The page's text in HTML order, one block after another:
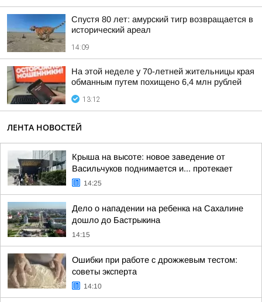
Спустя 80 лет: амурский тигр возвращается в
исторический ареал
14:09
На этой неделе у 70-летней жительницы края
обманным путем похищено 6,4 млн рублей
13:12
ЛЕНТА НОВОСТЕЙ
Крыша на высоте: новое заведение от
Васильчуков поднимается и... протекает
14:25
Дело о нападении на ребенка на Сахалине
дошло до Бастрыкина
14:15
Ошибки при работе с дрожжевым тестом:
советы эксперта
14:10